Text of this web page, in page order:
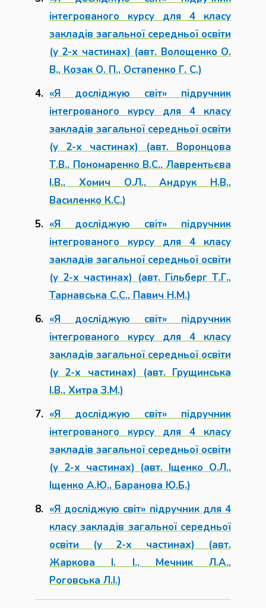
інтегрованого курсу для 4 класу
закладів загальної середньої освіти
(у 2-х частинах) (авт. Волощенко О.
В., Козак О. П., Остапенко Г. С.)
«Я досліджую світ» підручник
інтегрованого курсу для 4 класу
закладів загальної середньої освіти
(у 2-х частинах) (авт. Воронцова
Т.В., Пономаренко В.С., Лаврентьєва
І.В., Хомич О.Л., Андрук Н.В.,
Василенко К.С.)
«Я досліджую світ» підручник
інтегрованого курсу для 4 класу
закладів загальної середньої освіти
(у 2-х частинах) (авт. Гільберг Т.Г.,
Тарнавська С.С., Павич Н.М.)
«Я досліджую світ» підручник
інтегрованого курсу для 4 класу
закладів загальної середньої освіти
(у 2-х частинах) (авт. Грущинська
І.В., Хитра З.М.)
«Я досліджую світ» підручник
інтегрованого курсу для 4 класу
закладів загальної середньої освіти
(у 2-х частинах) (авт. Іщенко О.Л.,
Іщенко А.Ю., Баранова Ю.Б.)
«Я досліджую світ» підручник для 4
класу закладів загальної середньої
освіти (у 2-х частинах) (авт.
Жаркова І. І., Мечник Л.А.,
Роговська Л.І.)